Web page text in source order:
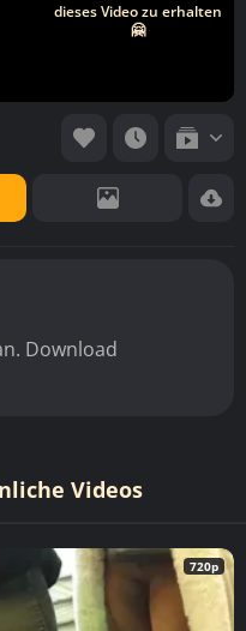
dieses Video zu erhalten
🤗
Download
Videos
720p